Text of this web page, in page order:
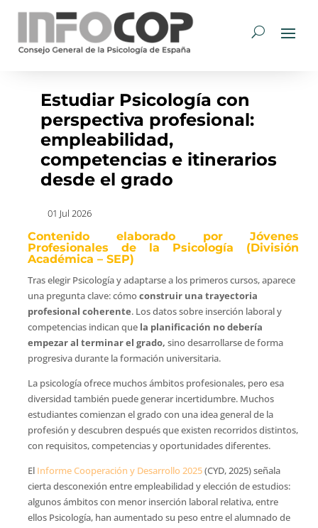
Estudiar Psicología con
perspectiva profesional:
empleabilidad,
competencias e itinerarios
desde el grado
01 Jul 2026
Contenido elaborado por Jóvenes
Profesionales de la Psicología (División
Académica – SEP)
Tras elegir Psicología y adaptarse a los primeros cursos, aparece
una pregunta clave: cómoconstruir una trayectoria
profesional coherente. Los datos sobre inserción laboral y
competencias indican quela planificación no debería
empezar al terminar el grado, sino desarrollarse de forma
progresiva durante la formación universitaria.
La psicología ofrece muchos ámbitos profesionales, pero esa
diversidad también puede generar incertidumbre. Muchos
estudiantes comienzan el grado con una idea general de la
profesión y descubren después que existen recorridos distintos,
con requisitos, competencias y oportunidades diferentes.
El Informe Cooperación y Desarrollo 2025(CYD, 2025) señala
cierta desconexión entre empleabilidad y elección de estudios:
algunos ámbitos con menor inserción laboral relativa, entre
ellos Psicología, han aumentado su peso entre el alumnado de